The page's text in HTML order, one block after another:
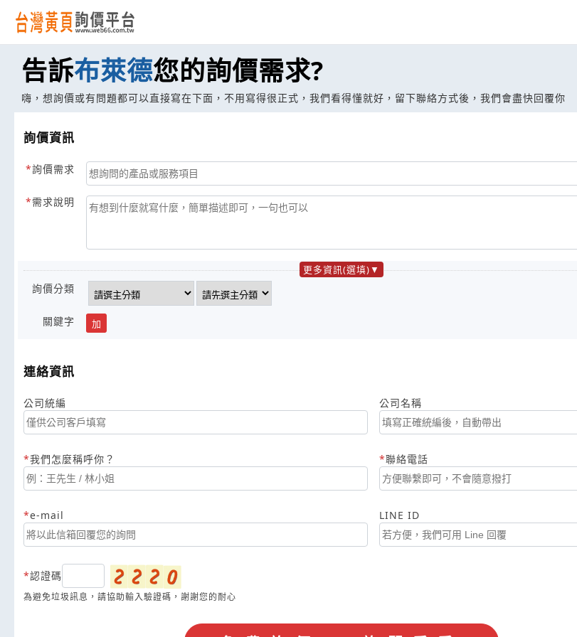
告訴布萊德您的詢價需求?
嗨，想詢價或有問題都可以直接寫在下面，不用寫得很正式，我們看得懂就好，留下聯絡方式後，我們會盡快回覆你
詢價資訊
詢價需求
需求說明
更多資訊(選填)
詢價分類
關鍵字 加
連絡資訊
公司統編 公司名稱
我們怎麼稱呼你？ 聯絡電話
e-mail LINE ID
認證碼
為避免垃圾訊息，請協助輸入驗證碼，謝謝您的耐心